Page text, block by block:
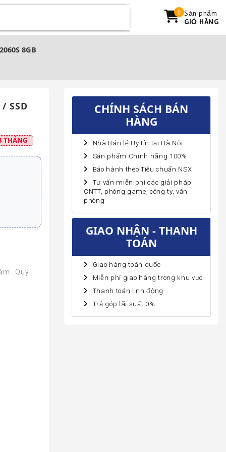
Sản phẩm
GIỎ HÀNG
0
8GB
SSD
THÁNG
. Quý
CHÍNH SÁCH BÁN
HÀNG
Nhà Bán lẻ Uy tín tại Hà Nội
Sản phẩm Chính hãng 100%
Bảo hành theo Tiêu chuẩn NSX
Tư vấn miễn phí các giải pháp
CNTT, phòng game, công ty, văn
phòng
GIAO NHẬN - THANH
TOÁN
Giao hàng toàn quốc
Miễn phí giao hàng trong khu vực
Thanh toán linh động
Trả góp lãi suất 0%